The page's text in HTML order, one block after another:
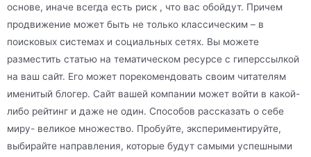
основе, иначе всегда есть риск , что вас обойдут. Причем
продвижение может быть не только классическим – в
поисковых системах и социальных сетях. Вы можете
разместить статью на тематическом ресурсе с гиперссылкой
на ваш сайт. Его может порекомендовать своим читателям
именитый блогер. Сайт вашей компании может войти в какой-
либо рейтинг и даже не один. Способов рассказать о себе
миру- великое множество. Пробуйте, экспериментируйте,
выбирайте направления, которые будут самыми успешными